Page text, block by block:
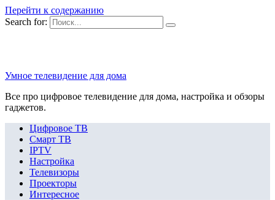
Перейти к содержанию
Search for:
Умное телевидение для дома
Все про цифровое телевидение для дома, настройка и обзоры
гаджетов.
Цифровое ТВ
Смарт ТВ
IPTV
Настройка
Телевизоры
Проекторы
Интересное